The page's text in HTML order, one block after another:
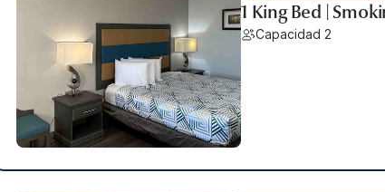
1 King Bed |
Capacidad 2